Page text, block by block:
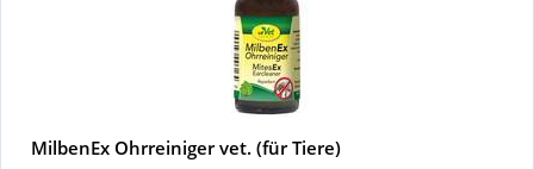
MilbenEx Ohrreiniger vet. (für Tiere)